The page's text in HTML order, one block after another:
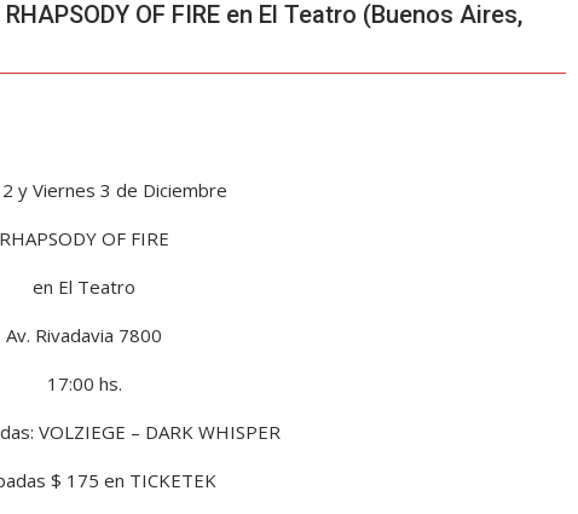
OF FIRE en El Teatro (Buenos Aires,
2 y Viernes 3 de Diciembre
RHAPSODY OF FIRE
en El Teatro
Av. Rivadavia 7800
17:00 hs.
VOLZIEGE – DARK WHISPER
$ 175 en TICKETEK